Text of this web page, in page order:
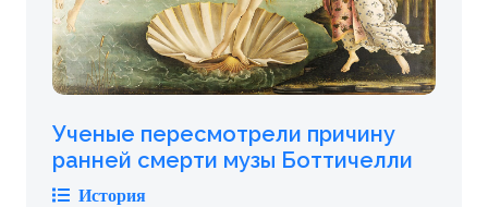
Ученые пересмотрели причину
ранней смерти музы Боттичелли
История